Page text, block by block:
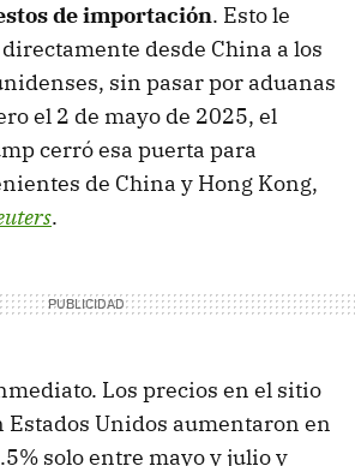
de importación. Esto le
desde China a los
sin pasar por aduanas
el 2 de mayo de 2025, el
cerró esa puerta para
de China y Hong Kong,
.
Los precios en el sitio
Estados Unidos aumentaron en
solo entre mayo y julio y